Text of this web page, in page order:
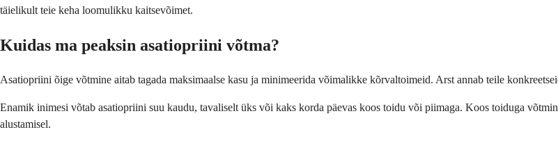
täielikult teie keha loomulikku kaitsevõimet.
Kuidas ma peaksin asatiopriini võtma?
Asatiopriini õige võtmine aitab tagada maksimaalse kasu ja minimeerida võimalikke kõrvaltoimeid. Arst annab teile
Enamik inimesi võtab asatiopriini suu kaudu, tavaliselt üks või kaks korda päevas koos toidu või piimaga. Koos toiduga
alustamisel.